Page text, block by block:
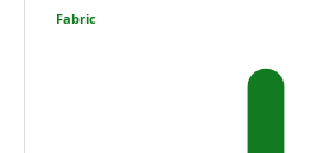
Fabric